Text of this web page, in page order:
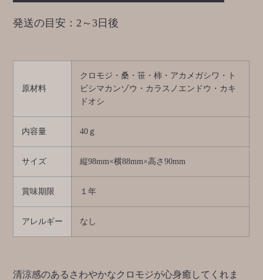
発送の目安：2～3日後
原材料
クロモジ・桑・笹・柿・アカメガシワ・ト
ビシマカンゾウ・カラスノエンドウ・カキ
ドオシ
内容量 40ｇ
サイズ 縦98mm×横88mm×高さ90mm
賞味期限 １年
アレルギー なし
清涼感のあるさわやかなクロモジが心身癒してくれま